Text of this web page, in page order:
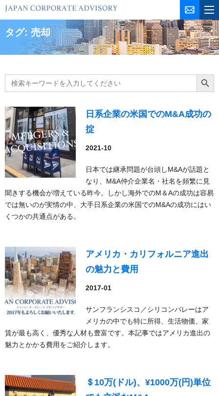
コ
ス
プ
タグ: 売却
Search
for:
Search
日系企業の米国でのM&A成功の
掟
2021-10
日本では継承問題が台頭しM&Aが話題と
なり、M&A仲介企業名・社名を頻繁に見
聞きする機会が増えている昨今。しかし海外でのM＆Aの成功は容易
では無いのが実情の中、大手日系企業の米国でのM&Aの成功にはい
くつかの共通点がある。
アメリカ・カリフォルニア進出
の魅力と費用
2017-01
サンフランシスコ／シリコンバレーはア
メリカの中でも特に所得、生活物価、家
賃が最も高く、優秀な人材も豊富です。本記事ではアメリカ進出の
魅力とかかる費用をご紹介します。
＄10万(ドル)、¥1000万(円)単位